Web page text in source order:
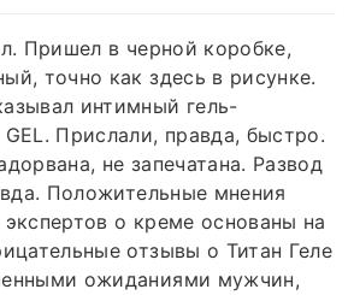
Пришел в черной коробке,
точно как здесь в рисунке.
интимный гель-
GEL. Прислали, правда, быстро.
не запечатана. Развод
Положительные мнения
экспертов о креме основаны на
отзывы о Титан Геле
ожиданиями мужчин,